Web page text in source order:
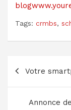
Tags: crmbs,
de
l’article
Votre
Annonce